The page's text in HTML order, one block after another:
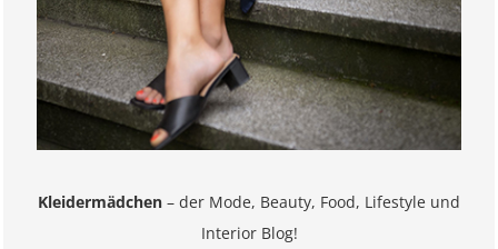
Kleidermädchen – der Mode, Beauty, Food, Lifestyle und
Interior Blog!